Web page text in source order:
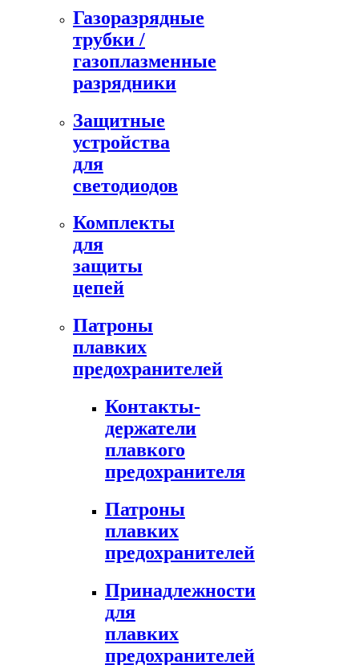
Газоразрядные
трубки /
газоплазменные
разрядники
Защитные
устройства
для
светодиодов
Комплекты
для
защиты
цепей
Патроны
плавких
предохранителей
Контакты-
держатели
плавкого
предохранителя
Патроны
плавких
предохранителей
Принадлежности
для
плавких
предохранителей